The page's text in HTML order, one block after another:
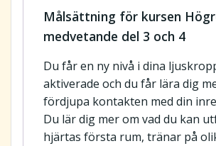
Zoom:
mängd
Målsättning för kursen
medvetande del 3 och 4
Du får en ny nivå i dina
aktiverade och du får lära dig
fördjupa kontakten med din
Du lär dig mer om vad du kan
hjärtas första rum, tränar på